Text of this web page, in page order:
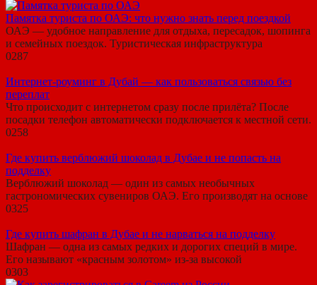
Памятка туриста по ОАЭ: что нужно знать перед поездкой
ОАЭ — удобное направление для отдыха, пересадок, шопинга
и семейных поездок. Туристическая инфраструктура
0287
Интернет-роуминг в Дубай — как пользоваться связью без
переплат
Что происходит с интернетом сразу после прилёта? После
посадки телефон автоматически подключается к местной сети.
0258
Где купить верблюжий шоколад в Дубае и не попасть на
подделку
Верблюжий шоколад — один из самых необычных
гастрономических сувениров ОАЭ. Его производят на основе
0325
Где купить шафран в Дубае и не нарваться на подделку
Шафран — одна из самых редких и дорогих специй в мире.
Его называют «красным золотом» из-за высокой
0303